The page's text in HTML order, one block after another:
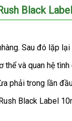
Black Label
báo
giá
. Sau đó lặp lại
thểgiá
rẻ
và quan hệ
phải trong lần